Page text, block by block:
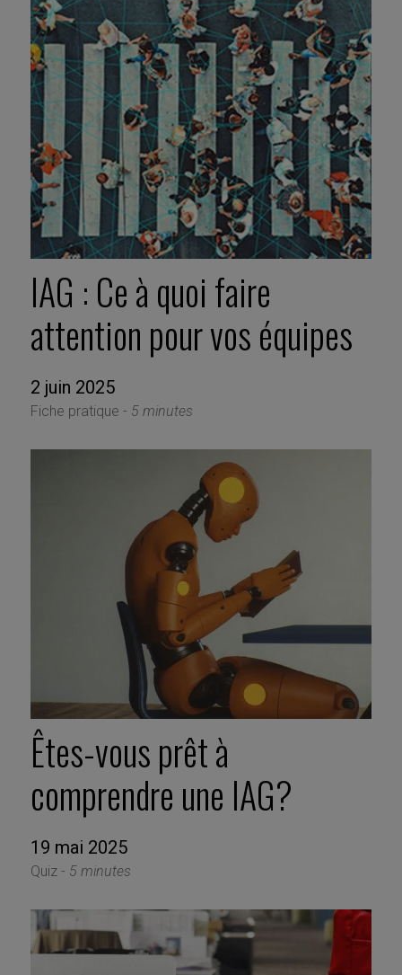
IAG : Ce à quoi faire
attention pour vos équipes
2 juin 2025
Fiche pratique - 5 minutes
Êtes-vous prêt à
comprendre une IAG?
19 mai 2025
Quiz - 5 minutes